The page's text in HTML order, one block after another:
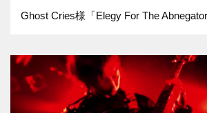
Ghost Cries様「Elegy For The